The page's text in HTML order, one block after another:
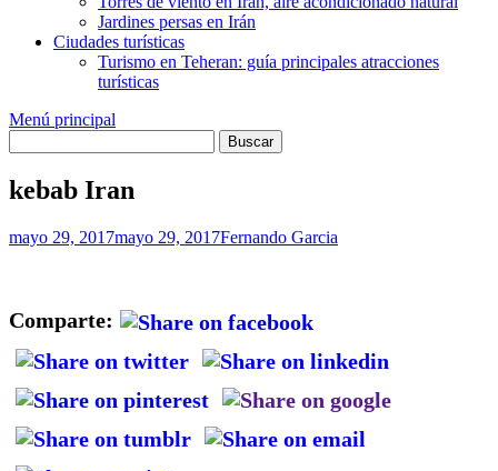
Jardines persas en Irán
Ciudades turísticas
Turismo en Teheran: guía principales atracciones
turísticas
Menú principal
kebab Iran
mayo 29, 2017mayo 29, 2017Fernando Garcia
Comparte: